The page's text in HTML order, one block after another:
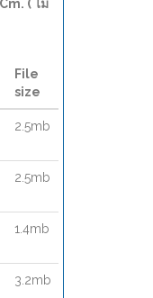
( ไม่
File
size
2.5mb
2.5mb
1.4mb
3.2mb